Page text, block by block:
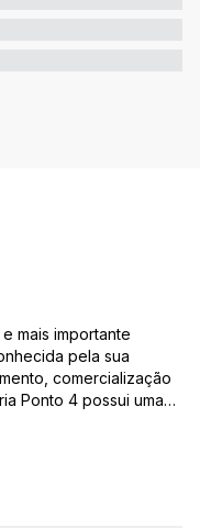
mais importante
pela sua
comercialização
Ponto 4 possui uma
terrenos, salas